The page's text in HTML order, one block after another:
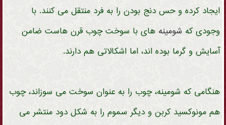
ایجاد کرده و حس دنج بودن را به فرد منتقل می کنند. با
وجودی که شومینه های با سوخت چوب قرن هاست ضامن
آسایش و گرما بوده اند، اما اشکالاتی هم دارند.
هنگامی که شومینه، چوب را به عنوان سوخت می سوزاند، چوب
هم مونوکسید کربن و دیگر سموم را به شکل دود منتشر می